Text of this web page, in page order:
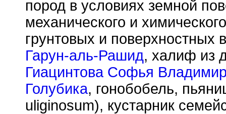
пород в условиях земной
механического и
грунтовых и поверхностных
Гарун-аль-Рашид, халиф из
Гиацинтова Софья
Голубика, гонобобель,
uliginosum), кустарник